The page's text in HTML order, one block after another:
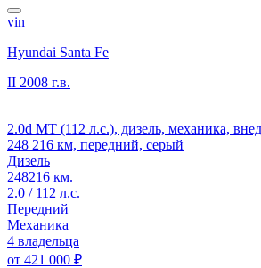
vin
Hyundai Santa Fe
II 2008 г.в.
2.0d MT (112 л.с.), дизель, механика,
248 216 км, передний, серый
Дизель
248216 км.
2.0 / 112 л.с.
Передний
Механика
4 владельца
от 421 000 ₽